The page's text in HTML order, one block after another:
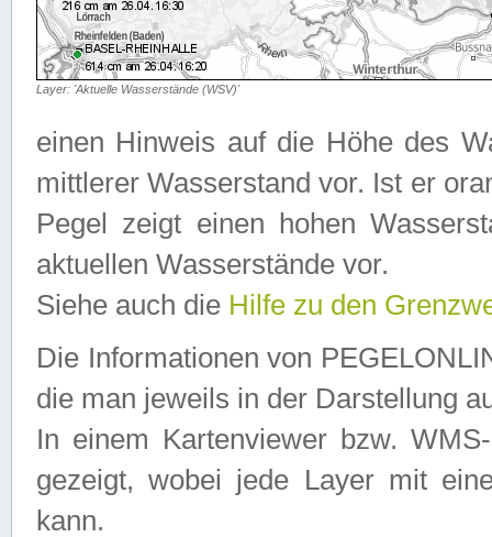
Layer: 'Aktuelle Wasserstände (WSV)'
einen Hinweis auf die Höhe des
mittlerer Wasserstand vor. Ist er
Pegel zeigt einen hohen
aktuellen Wasserstände vor.
Siehe auch die Hilfe zu den
Die Informationen von
die man jeweils in der Darstellung
In einem Kartenviewer bzw.
gezeigt, wobei jede Layer mit
kann.